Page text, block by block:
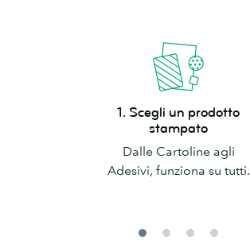
prodotto
1. Scegli un prodotto
stampato
Dalle Cartoline agli
Adesivi, funziona su tutti.